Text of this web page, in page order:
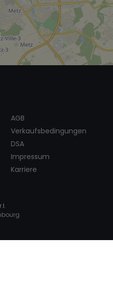
AGB
Verkaufsbedingungen
DSA
Impressum
Karriere